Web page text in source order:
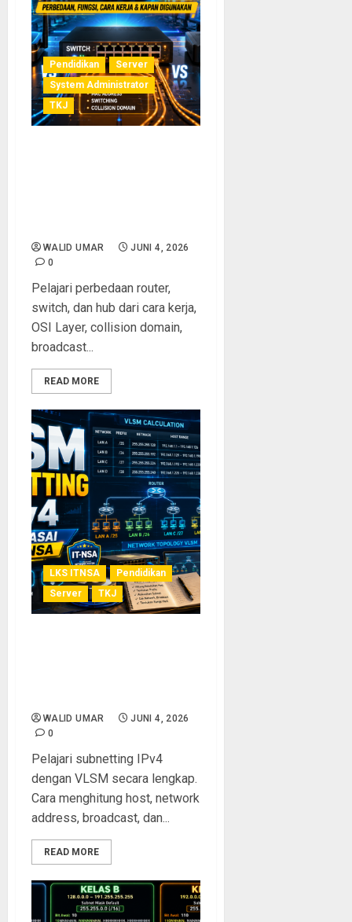
Pendidikan
Server
System Administrator
TKJ
WALID UMAR
JUNI 4, 2026
0
Pelajari perbedaan router,
switch, dan hub dari cara kerja,
OSI Layer, collision domain,
broadcast...
READ MORE
LKS ITNSA
Pendidikan
Server
TKJ
WALID UMAR
JUNI 4, 2026
0
Pelajari subnetting IPv4
dengan VLSM secara lengkap.
Cara menghitung host, network
address, broadcast, dan...
READ MORE